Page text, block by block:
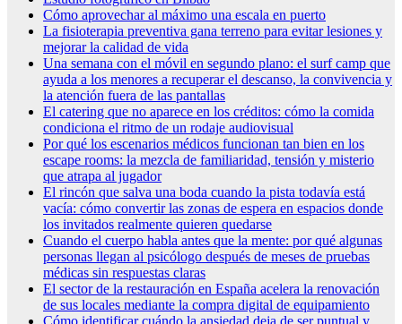
Cómo aprovechar al máximo una escala en puerto
La fisioterapia preventiva gana terreno para evitar lesiones y
mejorar la calidad de vida
Una semana con el móvil en segundo plano: el surf camp que
ayuda a los menores a recuperar el descanso, la convivencia y
la atención fuera de las pantallas
El catering que no aparece en los créditos: cómo la comida
condiciona el ritmo de un rodaje audiovisual
Por qué los escenarios médicos funcionan tan bien en los
escape rooms: la mezcla de familiaridad, tensión y misterio
que atrapa al jugador
El rincón que salva una boda cuando la pista todavía está
vacía: cómo convertir las zonas de espera en espacios donde
los invitados realmente quieren quedarse
Cuando el cuerpo habla antes que la mente: por qué algunas
personas llegan al psicólogo después de meses de pruebas
médicas sin respuestas claras
El sector de la restauración en España acelera la renovación
de sus locales mediante la compra digital de equipamiento